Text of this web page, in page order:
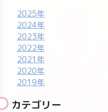
2025年
2024年
2023年
2022年
2021年
2020年
2019年
カテゴリー